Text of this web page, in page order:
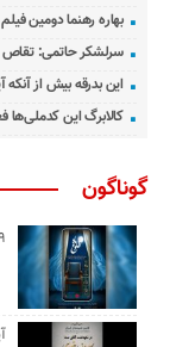
بهاره رهنما دومین
سرلشکر حاتمی: تقاص
این بدرقه بیش از
کالابرگ این کدملی‌ها
گوناگون